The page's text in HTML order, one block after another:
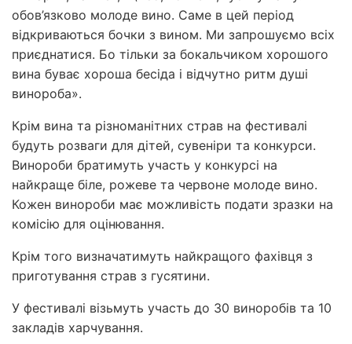
обов’язково молоде вино. Саме в цей період
відкриваються бочки з вином. Ми запрошуємо всіх
приєднатися. Бо тільки за бокальчиком хорошого
вина буває хороша бесіда і відчутно ритм душі
винороба».
Крім вина та різноманітних страв на фестивалі
будуть розваги для дітей, сувеніри та конкурси.
Винороби братимуть участь у конкурсі на
найкраще біле, рожеве та червоне молоде вино.
Кожен винороби має можливість подати зразки на
комісію для оцінювання.
Крім того визначатимуть найкращого фахівця з
приготування страв з гусятини.
У фестивалі візьмуть участь до 30 виноробів та 10
закладів харчування.